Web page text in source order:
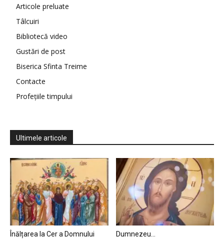
Articole preluate
Tâlcuiri
Bibliotecă video
Gustări de post
Biserica Sfinta Treime
Contacte
Profețiile timpului
Ultimele articole
Înălțarea la Cer a Domnului
Dumnezeu…